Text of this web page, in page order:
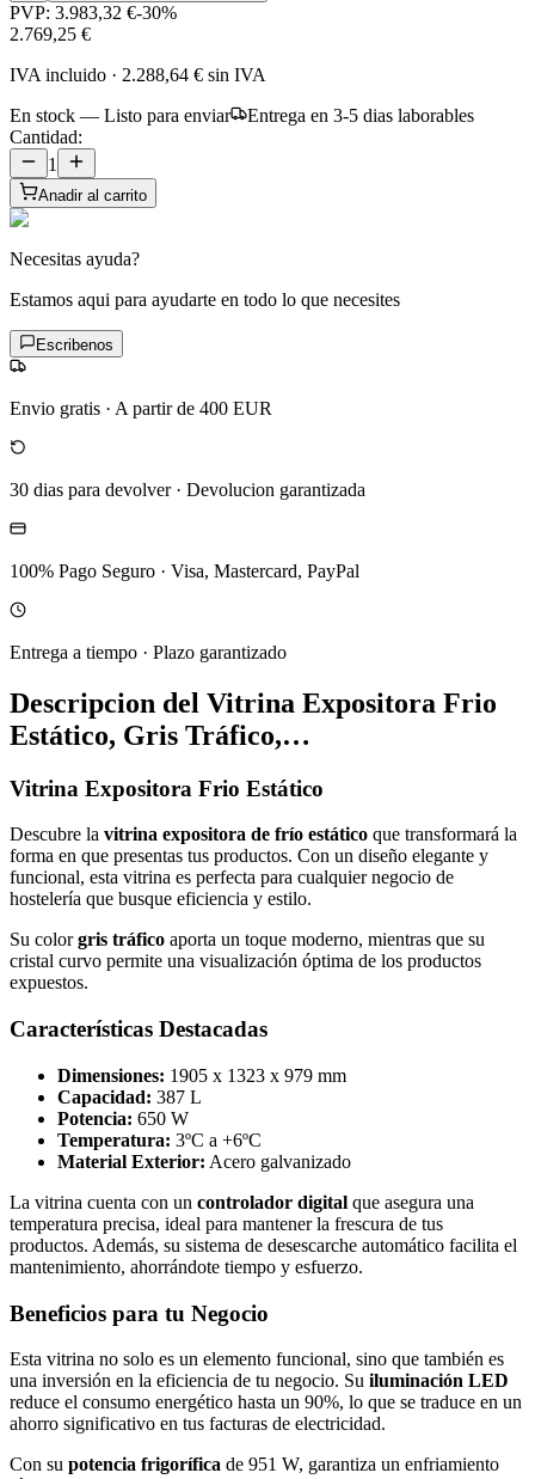
PVP: 3.983,32 €-30%
2.769,25 €
IVA incluido · 2.288,64 € sin IVA
En stock — Listo para enviar
Entrega en 3-5 dias laborables
Cantidad:
1
Anadir al carrito
Necesitas ayuda?
Estamos aqui para ayudarte en todo lo que necesites
Escribenos
Envio gratis · A partir de 400 EUR
30 dias para devolver· Devolucion garantizada
100% Pago Seguro · Visa, Mastercard, PayPal
Entrega a tiempo · Plazo garantizado
Descripcion del Vitrina Expositora Frio
Estático, Gris Tráfico,…
Vitrina Expositora Frio Estático
Descubre la vitrina expositora de frío estático que transformará la
forma en que presentas tus productos. Con un diseño elegante y
funcional, esta vitrina es perfecta para cualquier negocio de
hostelería que busque eficiencia y estilo.
Su colorgris tráfico aporta un toque moderno, mientras que su
cristal curvo permite una visualización óptima de los productos
expuestos.
Características Destacadas
Dimensiones: 1905 x 1323 x 979 mm
Capacidad: 387 L
Potencia: 650 W
Temperatura: 3ºC a +6ºC
Material Exterior: Acero galvanizado
La vitrina cuenta con un controlador digital que asegura una
temperatura precisa, ideal para mantener la frescura de tus
productos. Además, su sistema de desescarche automático facilita el
mantenimiento, ahorrándote tiempo y esfuerzo.
Beneficios para tu Negocio
Esta vitrina no solo es un elemento funcional, sino que también es
una inversión en la eficiencia de tu negocio. Su iluminación LED
reduce el consumo energético hasta un 90%, lo que se traduce en un
ahorro significativo en tus facturas de electricidad.
Con su potencia frigorífica de 951 W, garantiza un enfriamiento